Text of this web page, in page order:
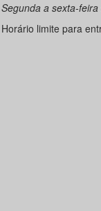
Segunda a sexta-
Horário limite para